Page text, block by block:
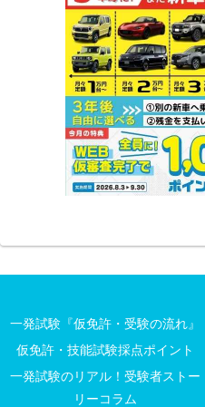
一発試験『仮免許・受験の流れ』
仮免許・技能試験採点ポイント
一発試験のリアル！受験者ストー
リーコラム